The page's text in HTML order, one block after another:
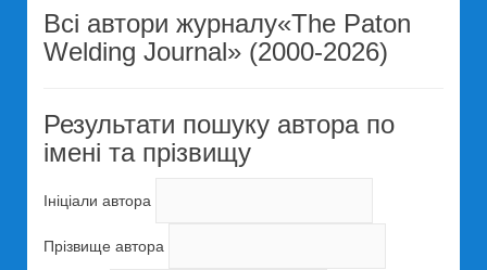
Всі автори журналу«The Paton
Welding Journal» (2000-2026)
Результати пошуку автора по
імені та прізвищу
Ініціали автора
Прізвище автора